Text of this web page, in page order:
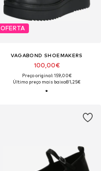
OFERTA
VAGABOND SHOEMAKERS
100,00€
Preço original: 159,00€
Último preço mais baixo:81,25€